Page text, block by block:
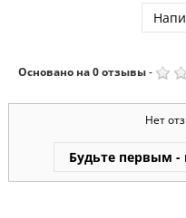
Основано на0отзывы-
Нет
Будьте первым